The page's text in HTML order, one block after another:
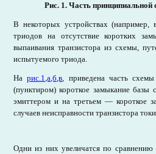
Рис. 1.Часть принципиальной
В некоторых устройствах (например,
триодов на отсутствие коротких
выпаивания транзистора из схемы,
испытуемого триода.
Нарис.1,а,б,в, приведена часть
(пунктиром) короткое замыкание базы
эмиттером и на третьем — короткое
случаев неисправности транзистора
Одни из них увеличатся по